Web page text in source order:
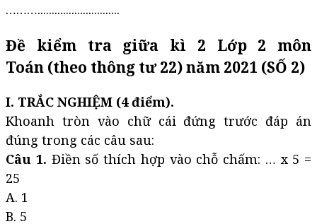
……….............................
Đề kiểm tra giữa kì 2 Lớp 2 môn
Toán (theo thông tư 22) năm 2021 (SỐ 2)
I. TRẮC NGHIỆM (4 điểm).
Khoanh tròn vào chữ cái đứng trước đáp án
đúng trong các câu sau:
Câu 1. Điền số thích hợp vào chỗ chấm: … x 5 =
25
A. 1
B. 5